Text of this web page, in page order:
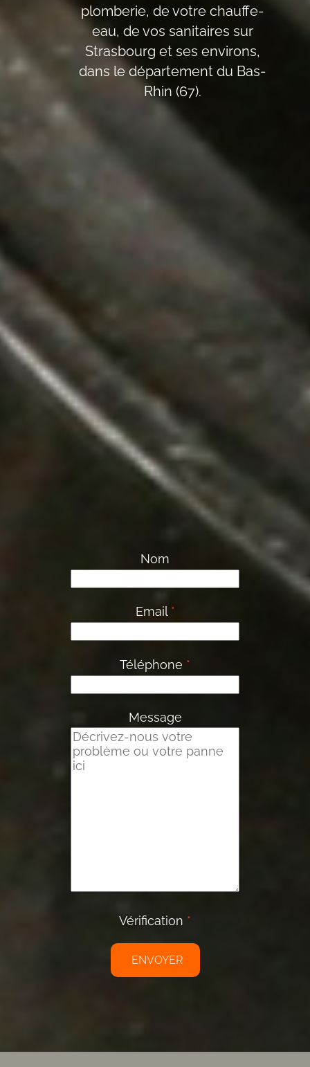
plomberie, de votre chauffe-
eau, de vos sanitaires sur
Strasbourg et ses environs,
dans le département du Bas-
Rhin (67).
Nom
Email *
Téléphone *
Message
Vérification *
ENVOYER